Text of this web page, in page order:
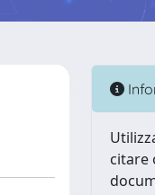
citare